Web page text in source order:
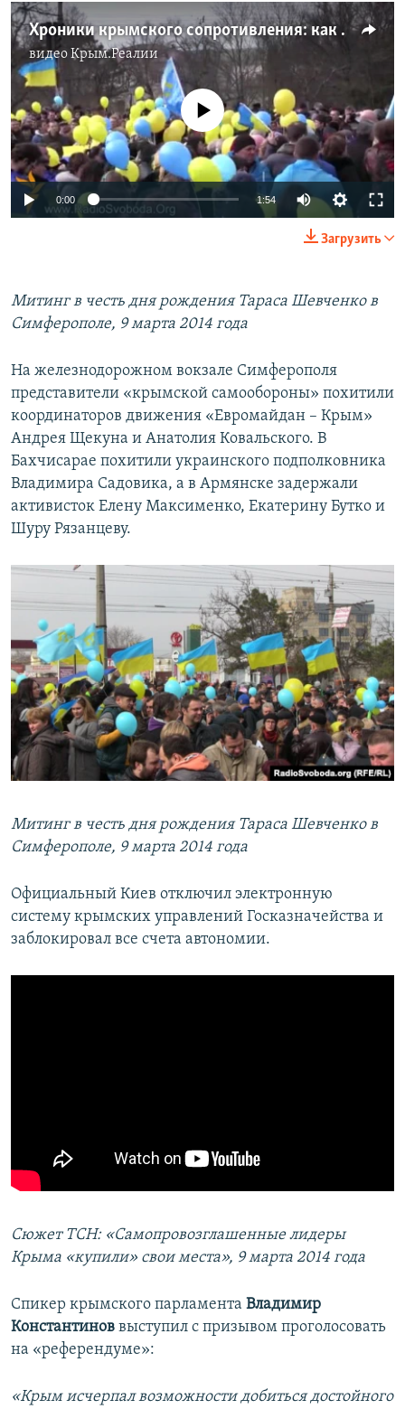
Хроники крымского сопротивления: как прошла акция к 200-летию со дня рождения Шевченко (видео)
видеоКрым.Реалии
No media source currently available
0:00 1:54
Загрузить
Митинг в честь дня рождения Тараса Шевченко в
Симферополе, 9 марта 2014 года
На железнодорожном вокзале Симферополя
представители «крымской самообороны» похитили
координаторов движения «Евромайдан – Крым»
Андрея Щекуна и Анатолия Ковальского. В
Бахчисарае похитили украинского подполковника
Владимира Садовика, а в Армянске задержали
активисток Елену Максименко, Екатерину Бутко и
Шуру Рязанцеву.
Митинг в честь дня рождения Тараса Шевченко в
Симферополе, 9 марта 2014 года
Официальный Киев отключил электронную
систему крымских управлений Госказначейства и
заблокировал все счета автономии.
Сюжет ТСН: «Самопровозглашенные лидеры
Крыма «купили» свои места», 9 марта 2014 года
Спикер крымского парламента Владимир
Константинов выступил с призывом проголосовать
на «референдуме»:
«Крым исчерпал возможности добиться достойного